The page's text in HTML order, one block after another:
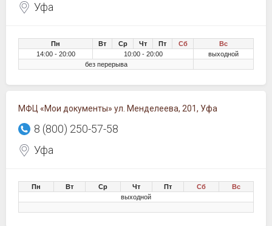
Уфа
Пн Вт Ср Чт Пт Сб
Вс
14:00 - 20:00
10:00 - 20:00
выходной
без перерыва
МФЦ «Мои документы» ул. Менделеева, 201, Уфа
8 (800) 250-57-58
Уфа
Пн Вт Ср Чт Пт Сб
Вс
выходной